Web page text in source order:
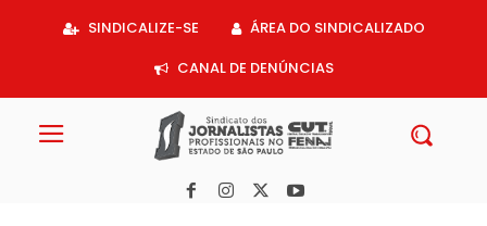
SINDICALIZE-SE
ÁREA DO SINDICALIZADO
CANAL DE DENÚNCIAS